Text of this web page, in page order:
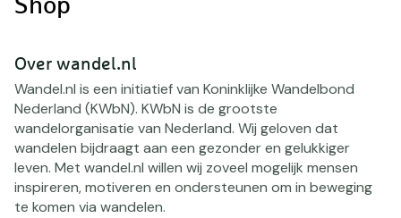
Shop
Over wandel.nl
Wandel.nl is een initiatief van Koninklijke Wandelbond
Nederland (KWbN). KWbN is de grootste
wandelorganisatie van Nederland. Wij geloven dat
wandelen bijdraagt aan een gezonder en gelukkiger
leven. Met wandel.nl willen wij zoveel mogelijk mensen
inspireren, motiveren en ondersteunen om in beweging
te komen via wandelen.